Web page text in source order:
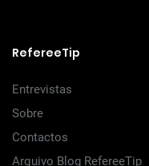
RefereeTip
Entrevistas
Sobre
Contactos
Arquivo Blog RefereeTip